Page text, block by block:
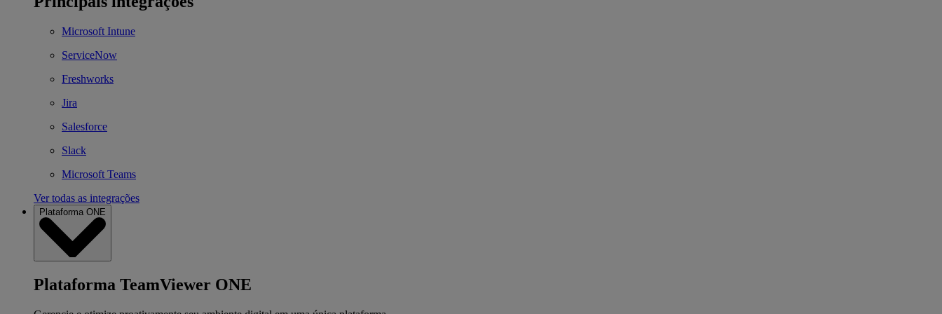
Microsoft Intune
ServiceNow
Freshworks
Jira
Salesforce
Slack
Microsoft Teams
Ver todas as integrações
Plataforma ONE
Plataforma TeamViewer ONE